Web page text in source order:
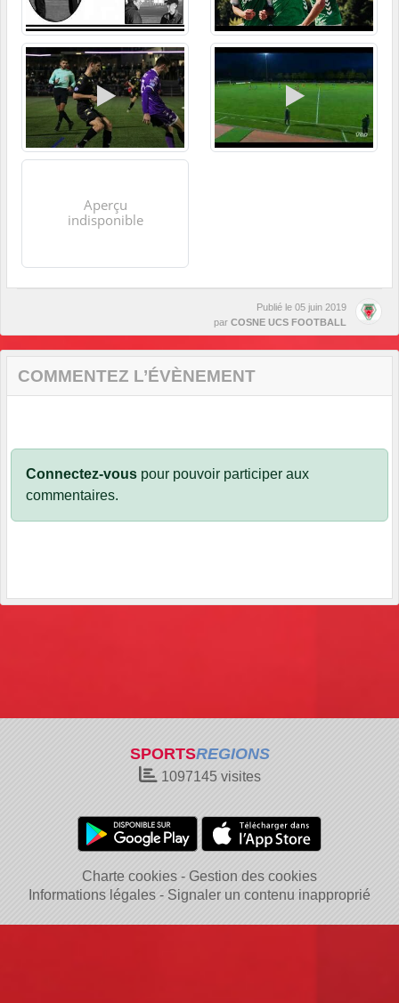
Publié le 05 juin 2019
par COSNE UCS FOOTBALL
COMMENTEZ L’ÉVÈNEMENT
Connectez-vous pour pouvoir participer aux
commentaires.
SPORTSREGIONS
1097145 visites
Charte cookies
Gestion des cookies
Informations légales
Signaler un contenu inapproprié